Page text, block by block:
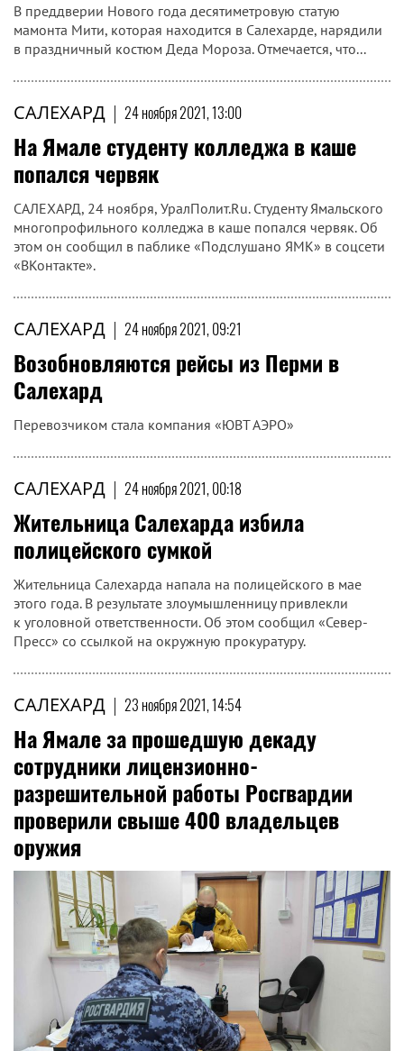
В преддверии Нового года десятиметровую статую
мамонта Мити, которая находится в Салехарде, нарядили
в праздничный костюм Деда Мороза. Отмечается, что...
САЛЕХАРД | 24 ноября 2021, 13:00
На Ямале студенту колледжа в каше
попался червяк
​САЛЕХАРД, 24 ноября, УралПолит.Ru. Студенту Ямальского
многопрофильного колледжа в каше попался червяк. Об
этом он сообщил в паблике «Подслушано ЯМК» в соцсети
«ВКонтакте».
САЛЕХАРД | 24 ноября 2021, 09:21
Возобновляются рейсы из Перми в
Салехард
Перевозчиком стала компания «ЮВТ АЭРО»
САЛЕХАРД | 24 ноября 2021, 00:18
Жительница Салехарда избила
полицейского сумкой
Жительница Салехарда напала на полицейского в мае
этого года. В результате злоумышленницу привлекли
к уголовной ответственности. Об этом сообщил «Север-
Пресс» со ссылкой на окружную прокуратуру.
САЛЕХАРД | 23 ноября 2021, 14:54
На Ямале за прошедшую декаду
сотрудники лицензионно-
разрешительной работы Росгвардии
проверили свыше 400 владельцев
оружия